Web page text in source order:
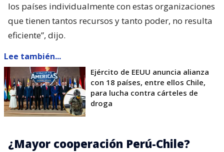
los países individualmente con estas organizaciones
que tienen tantos recursos y tanto poder, no resulta
eficiente”, dijo.
Lee también...
Ejército de EEUU anuncia alianza
con 18 países, entre ellos Chile,
para lucha contra cárteles de
droga
¿Mayor cooperación Perú-Chile?